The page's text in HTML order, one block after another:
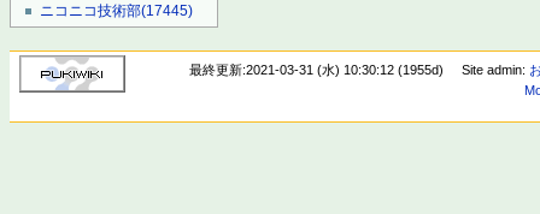
ニコニコ技術部(17445)
最終更新:2021-03-31 (水) 10:30:12 (1955d) Site admin: